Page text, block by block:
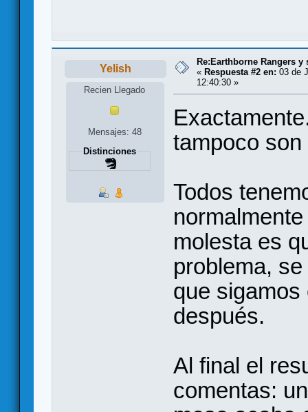
Yelish
Recien Llegado
Mensajes: 48
Distinciones
Re:Earthborne Rangers y
« Respuesta #2 en: 03 de
12:40:30 »
tampoco
Todos
molesta es
problema,
que sigamos
después.
Al final el
comentas: